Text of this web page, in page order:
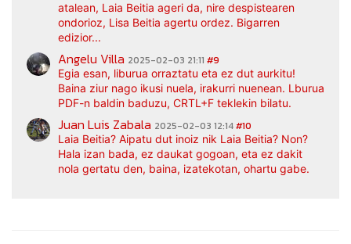
atalean, Laia Beitia ageri da, nire despistearen
ondorioz, Lisa Beitia agertu ordez. Bigarren
edizior...
Angelu Villa 2025-02-03 21:11 #9
Egia esan, liburua orraztatu eta ez dut aurkitu!
Baina ziur nago ikusi nuela, irakurri nuenean. Lburua
PDF-n baldin baduzu, CRTL+F teklekin bilatu.
Juan Luis Zabala 2025-02-03 12:14#10
Laia Beitia? Aipatu dut inoiz nik Laia Beitia? Non?
Hala izan bada, ez daukat gogoan, eta ez dakit
nola gertatu den, baina, izatekotan, ohartu gabe.